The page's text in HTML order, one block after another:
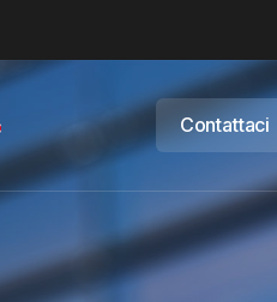
Contattaci